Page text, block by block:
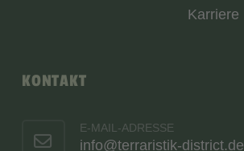
Karriere
KONTAKT
E-MAIL-ADRESSE
info@terraristik-district.de